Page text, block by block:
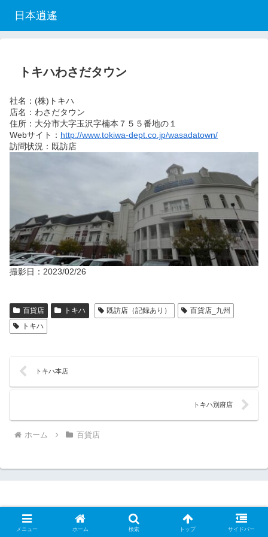
日本逍遙
トキハわさだタウン
社名：(株)トキハ
店名：わさだタウン
住所：大分市大字玉沢字楠本７５５番地の１
Webサイト： http://www.tokiwa-dept.co.jp/wasadatown/
訪問状況：既訪店
撮影日：2023/02/26
百貨店 トキハ 既訪店（記録あり）
百貨店_九州
トキハ
トキハ本店
トキハ別府店
ホーム 百貨店
メニュー ホーム 検索 トップ サイドバー